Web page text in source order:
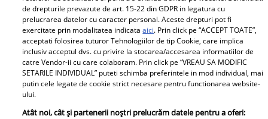
de drepturile prevazute de art. 15-22 din GDPR in legatura cu
prelucrarea datelor cu caracter personal. Aceste drepturi pot fi
exercitate prin modalitatea indicataaici. Prin click pe “ACCEPT TOATE”,
acceptati folosirea tuturor Tehnologiilor de tip Cookie, care implica
inclusiv acceptul dvs. cu privire la stocarea/accesarea informatiilor de
catre Vendor-ii cu care colaboram. Prin click pe “VREAU SA MODIFIC
SETARILE INDIVIDUAL” puteti schimba preferintele in mod individual, mai
putin cele legate de cookie strict necesare pentru functionarea website-
ului.
Atât noi, cât și partenerii noștri prelucrăm datele pentru a oferi: